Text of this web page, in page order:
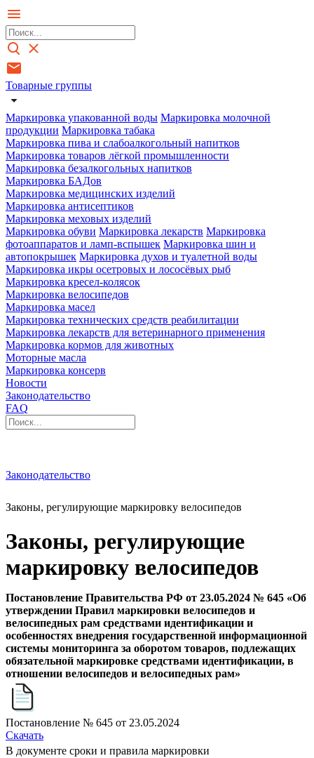
Товарные группы
Маркировка упакованной воды Маркировка молочной
продукции Маркировка табака
Маркировка пива и слабоалкогольный напитков
Маркировка товаров лёгкой промышленности
Маркировка безалкогольных напитков
Маркировка БАДов
Маркировка медицинских изделий
Маркировка антисептиков
Маркировка меховых изделий
Маркировка обуви Маркировка лекарств Маркировка
фотоаппаратов и ламп-вспышек Маркировка шин и
автопокрышек Маркировка духов и туалетной воды
Маркировка икры осетровых и лососёвых рыб
Маркировка кресел-колясок
Маркировка велосипедов
Маркировка масел
Маркировка технических средств реабилитации
Маркировка лекарств для ветеринарного применения
Маркировка кормов для животных
Моторные масла
Маркировка консерв
Новости
Законодательство
FAQ
Законодательство
Законы, регулирующие маркировку велосипедов
Законы, регулирующие
маркировку велосипедов
Постановление Правительства РФ от 23.05.2024 № 645 «Об
утверждении Правил маркировки велосипедов и
велосипедных рам средствами идентификации и
особенностях внедрения государственной информационной
системы мониторинга за оборотом товаров, подлежащих
обязательной маркировке средствами идентификации, в
отношении велосипедов и велосипедных рам»
Постановление № 645 от 23.05.2024
Скачать
В документе сроки и правила маркировки